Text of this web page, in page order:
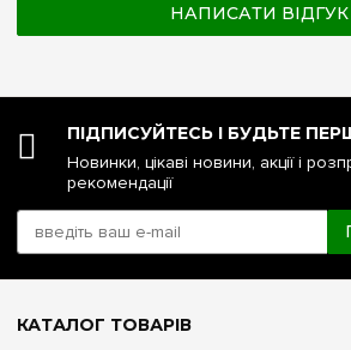
НАПИСАТИ ВІДГУК
ПІДПИСУЙТЕСЬ І БУДЬТЕ
Новинки, цікаві новини, акції і
рекомендації
КАТАЛОГ ТОВАРІВ